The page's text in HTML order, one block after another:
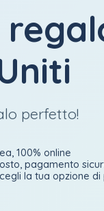
perfetto!
100% online
pagamento
la tua opzione